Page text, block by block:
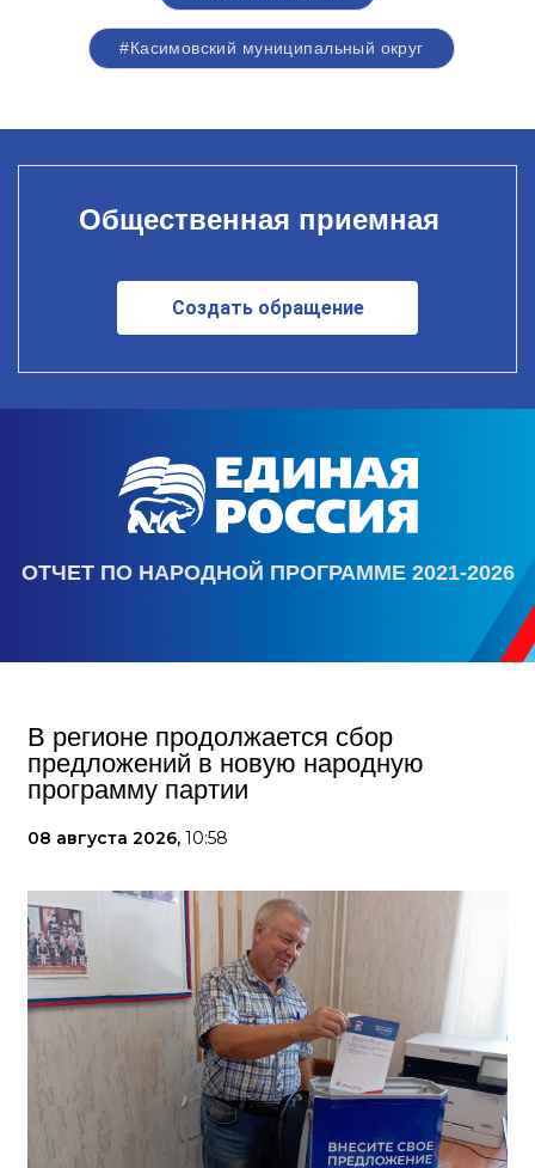
#Касимовский муниципальный округ
Общественная приемная
Создать обращение
ОТЧЕТ ПО НАРОДНОЙ ПРОГРАММЕ 2021-2026
В регионе продолжается сбор
предложений в новую народную
программу партии
08 августа 2026, 10:58